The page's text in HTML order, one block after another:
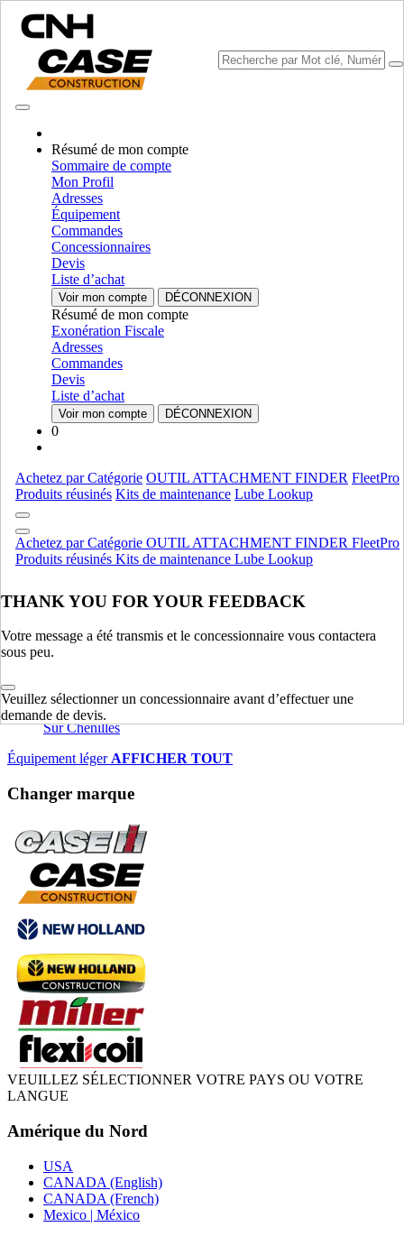
Résumé de mon compte
Sommaire de compte
Mon Profil
Adresses
Équipement
Commandes
Concessionnaires
Devis
Liste d’achat
Voir mon compte DÉCONNEXION
Résumé de mon compte
Exonération Fiscale
Adresses
Commandes
Devis
Liste d’achat
Voir mon compte DÉCONNEXION
0
Achetez par Catégorie OUTIL ATTACHMENT FINDER FleetPro
Produits réusinés Kits de maintenance Lube Lookup
Achetez par Catégorie OUTIL ATTACHMENT FINDER FleetPro
Produits réusinés Kits de maintenance Lube Lookup
THANK YOU FOR YOUR FEEDBACK
Votre message a été transmis et le concessionnaire vous contactera
sous peu.
Veuillez sélectionner un concessionnaire avant d’effectuer une
demande de devis.
Sélectionner marque
Fermer le Menu
ÉQUIPEMENT
AUTORÉPARATION
ÉQUIPEMENT ALL ÉQUIPEMENT
Moteur
Carter Carter
Fpt Fpt
Fpt Fpt
Moteur
Équipement lourd
Bouteurs Sur Chenilles Bouteurs Sur Chenilles
Charheuses Sur Pneus Compactes
Chargeuses Compactes Sur Chenilles
Sur Chenilles
Équipement léger AFFICHER TOUT
Changer marque
VEUILLEZ SÉLECTIONNER VOTRE PAYS OU VOTRE
LANGUE
Amérique du Nord
USA
CANADA (English)
CANADA (French)
Mexico | México